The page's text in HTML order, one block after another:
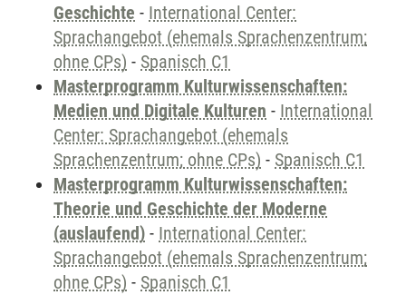
Geschichte - International Center:
Sprachangebot (ehemals Sprachenzentrum;
ohne CPs) - Spanisch C1
Masterprogramm Kulturwissenschaften:
Medien und Digitale Kulturen - International
Center: Sprachangebot (ehemals
Sprachenzentrum; ohne CPs) - Spanisch C1
Masterprogramm Kulturwissenschaften:
Theorie und Geschichte der Moderne
(auslaufend) - International Center:
Sprachangebot (ehemals Sprachenzentrum;
ohne CPs) - Spanisch C1